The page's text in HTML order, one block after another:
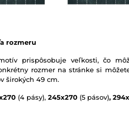
rozmeru
prispôsobuje veľkosti, čo
rozmer na stránke si
širokých 49 cm.
(4 pásy), 245x270 (5 pásov),